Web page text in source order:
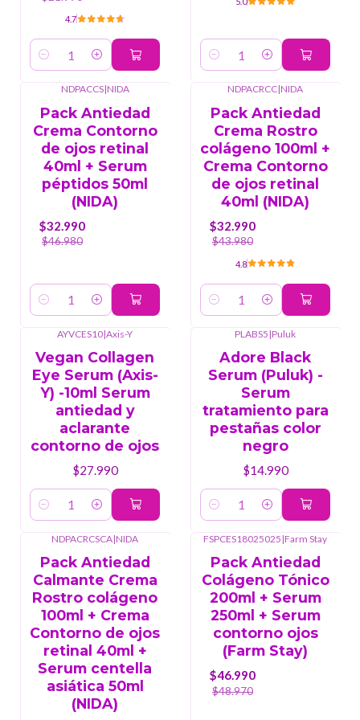
4.7
Cantidad Cantidad
NDPACCS|NIDA
Pack Antiedad
Crema Contorno
de ojos retinal
40ml + Serum
péptidos 50ml
(NIDA)
$32.990
$46.980
Cantidad
NDPACRCC|NIDA
Pack Antiedad
Crema Rostro
colágeno 100ml +
Crema Contorno
de ojos retinal
40ml (NIDA)
$32.990
$43.980
4.8
Cantidad
AYVCES10|Axis-Y
Vegan Collagen
Eye Serum (Axis-
Y) -10ml Serum
antiedad y
aclarante
contorno de ojos
$27.990
Cantidad
PLABS5|Puluk
Adore Black
Serum (Puluk) -
Serum
tratamiento para
pestañas color
negro
$14.990
Cantidad
NDPACRCSCA|NIDA
Pack Antiedad
Calmante Crema
Rostro colágeno
100ml + Crema
Contorno de ojos
retinal 40ml +
Serum centella
asiática 50ml
(NIDA)
Agotado
FSPCES18025025|Farm Stay
Pack Antiedad
Colágeno Tónico
200ml + Serum
250ml + Serum
contorno ojos
(Farm Stay)
$46.990
$48.970